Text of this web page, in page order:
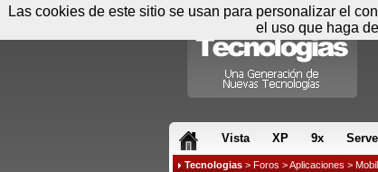
Vista XP 9x
Tecnologias > Foros >Aplicaciones >
Las cookies de este sitio se usan para personalizar el
el uso que haga